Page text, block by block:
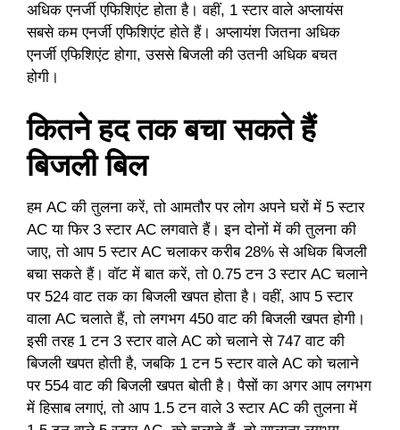
अधिक एनर्जी एफिशिएंट होता है। वहीं, 1 स्टार वाले अप्लायंस
सबसे कम एनर्जी एफिशिएंट होते हैं। अप्लायंश जितना अधिक
एनर्जी एफिशिएंट होगा, उससे बिजली की उतनी अधिक बचत
होगी।
कितने हद तक बचा सकते हैं
बिजली बिल
हम AC की तुलना करें, तो आमतौर पर लोग अपने घरों में 5 स्टार
AC या फिर 3 स्टार AC लगवाते हैं। इन दोनों में की तुलना की
जाए, तो आप 5 स्टार AC चलाकर करीब 28% से अधिक बिजली
बचा सकते हैं। वॉट में बात करें, तो 0.75 टन 3 स्टार AC चलाने
पर 524 वाट तक का बिजली खपत होता है। वहीं, आप 5 स्टार
वाला AC चलाते हैं, तो लगभग 450 वाट की बिजली खपत होगी।
इसी तरह 1 टन 3 स्टार वाले AC को चलाने से 747 वाट की
बिजली खपत होती है, जबकि 1 टन 5 स्टार वाले AC को चलाने
पर 554 वाट की बिजली खपत बोती है। पैसों का अगर आप लगभग
में हिसाब लगाएं, तो आप 1.5 टन वाले 3 स्टार AC की तुलना में